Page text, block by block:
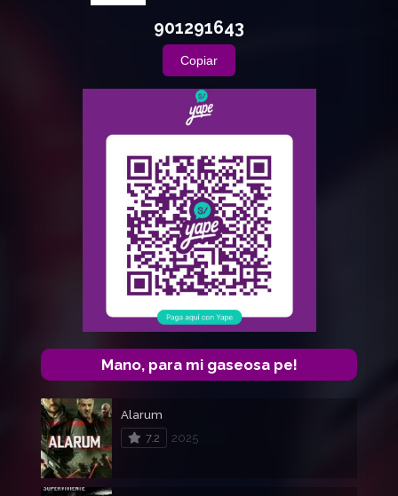
901291643
Copiar
Mano, para mi gaseosa pe!
Alarum
7.2
2025